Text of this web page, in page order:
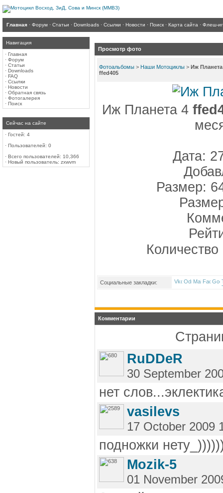
Главная · Форум · Статьи · Downloads · Ссылки · Новости · Поиск · Карта сайта · Флеш-
Навигация
· Главная
· Форум
· Статьи
· Downloads
· FAQ
· Ссылки
· Новости
· Обратная связь
· Фотогалерея
· Поиск
Сейчас на сайте
· Гостей: 4
· Пользователей: 0
· Всего пользователей: 10,366
· Новый пользователь: zxwvm
Просмотр фото
Фотоальбомы > Наши Мотоциклы > Иж Планета
ffed405
Иж Планета 4
Дата:
Размер:
Социальные закладки:
Комментарии
RuDDeR
30 September
нет
vasilevs
17 October 2009
подножки
Mozik-5
01 November